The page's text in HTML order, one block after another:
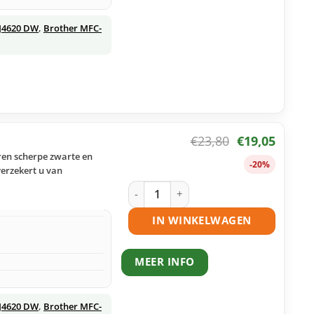
DW, Brother MFC-
scherpe zwarte en
u van
DW, Brother MFC-
€23,80 €19,05
-20%
Brother LC221 inktcartridges
IN WINKELWAGEN
MEER INFO